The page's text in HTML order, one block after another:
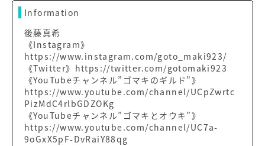
Information
後藤真希
《Instagram》
https://www.instagram.com/goto_maki923/
《Twitter》https://twitter.com/gotomaki923
《YouTubeチャンネル”ゴマキのギルド”》
https://www.youtube.com/channel/UCpZwrtc
PizMdC4rlbGDZOKg
《YouTubeチャンネル”ゴマキとオウキ”》
https://www.youtube.com/channel/UC7a-
9oGxX5pF-DvRaiY88qg